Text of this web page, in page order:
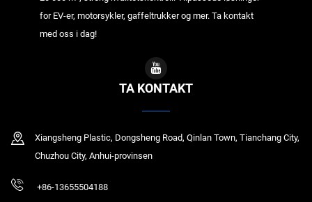
for EV-er, motorsykler, gaffeltrukker og mer. Ta kontakt
med oss i dag!
TA KONTAKT
Xiangsheng Plastic, Dongsheng Road, Qinlan Town, Tianchang City,
Chuzhou City, Anhui-provinsen
+86-13655504188